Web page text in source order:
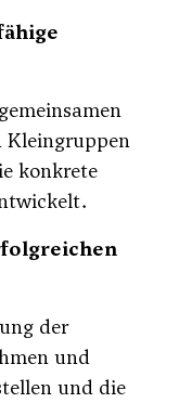
Kleingruppen
konkrete
der
und
und die